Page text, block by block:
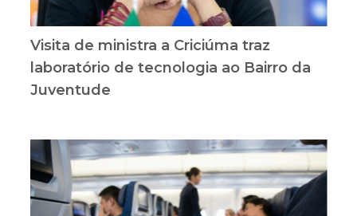
Visita de ministra a Criciúma traz
laboratório de tecnologia ao Bairro da
Juventude